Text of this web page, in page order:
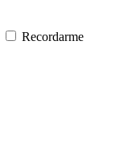
Recordarme